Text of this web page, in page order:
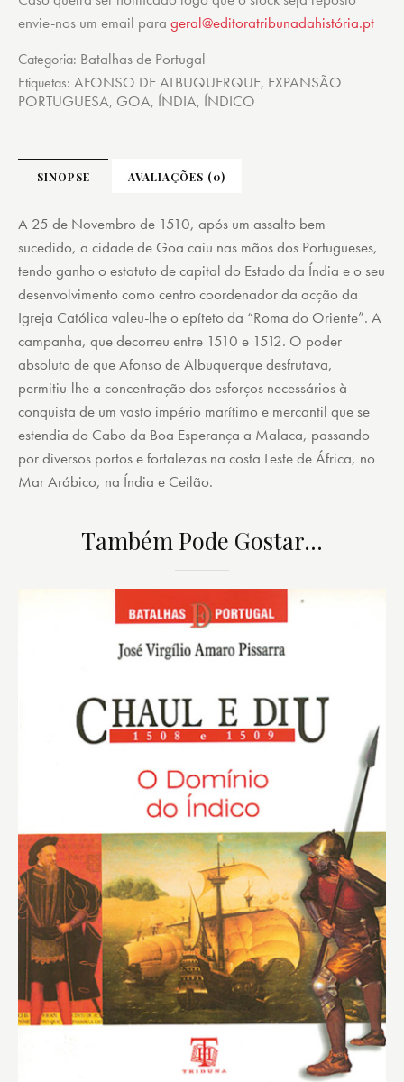
envie-nos um email para geral@editoratribunadahistória.pt
Categoria: Batalhas de Portugal
Etiquetas: AFONSO DE ALBUQUERQUE, EXPANSÃO
PORTUGUESA, GOA, ÍNDIA, ÍNDICO
SINOPSE AVALIAÇÕES (0)
A 25 de Novembro de 1510, após um assalto bem
sucedido, a cidade de Goa caiu nas mãos dos Portugueses,
tendo ganho o estatuto de capital do Estado da Índia e o seu
desenvolvimento como centro coordenador da acção da
Igreja Católica valeu-lhe o epíteto da “Roma do Oriente”. A
campanha, que decorreu entre 1510 e 1512. O poder
absoluto de que Afonso de Albuquerque desfrutava,
permitiu-lhe a concentração dos esforços necessários à
conquista de um vasto império marítimo e mercantil que se
estendia do Cabo da Boa Esperança a Malaca, passando
por diversos portos e fortalezas na costa Leste de África, no
Mar Arábico, na Índia e Ceilão.
Também Pode Gostar…